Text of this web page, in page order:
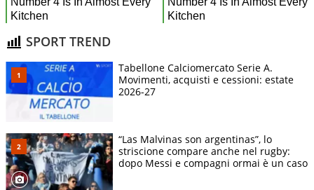
SPORT TREND
Tabellone Calciomercato Serie A.
Movimenti, acquisti e cessioni: estate
2026-27
“Las Malvinas son argentinas”, lo
striscione compare anche nel rugby:
dopo Messi e compagni ormai è un caso